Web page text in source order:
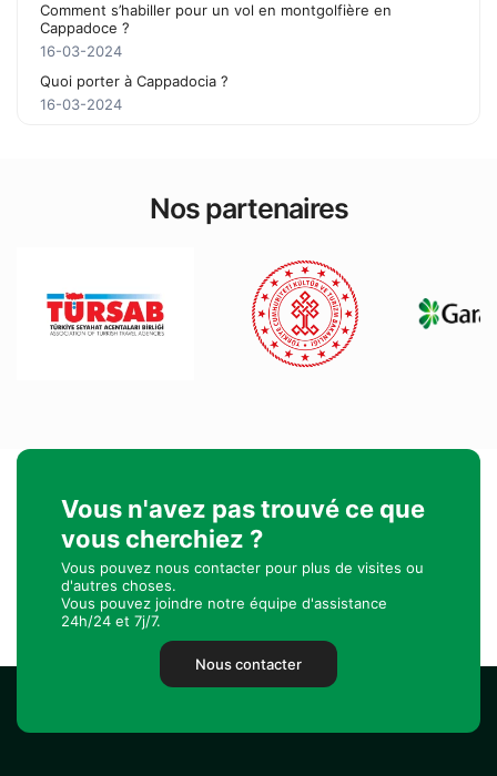
Comment s’habiller pour un vol en montgolfière en
Cappadoce ?
16-03-2024
Quoi porter à Cappadocia ?
16-03-2024
Nos partenaires
Vous n'avez pas trouvé ce que
vous cherchiez ?
Vous pouvez nous contacter pour plus de visites ou
d'autres choses.
Vous pouvez joindre notre équipe d'assistance
24h/24 et 7j/7.
Nous contacter